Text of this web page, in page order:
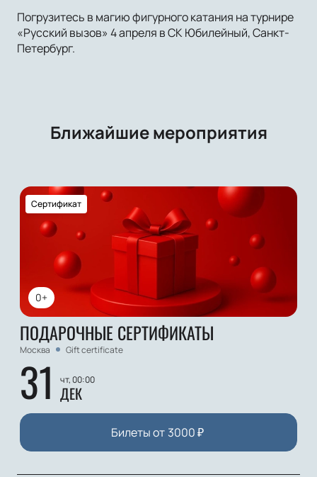
Погрузитесь в магию фигурного катания на турнире
«Русский вызов» 4 апреля в СК Юбилейный, Санкт-
Петербург.
Ближайшие мероприятия
0+
Сертификат
ПОДАРОЧНЫЕ СЕРТИФИКАТЫ
Москва Gift certificate
31 чт, 00:00
ДЕК
Билеты от 3000₽